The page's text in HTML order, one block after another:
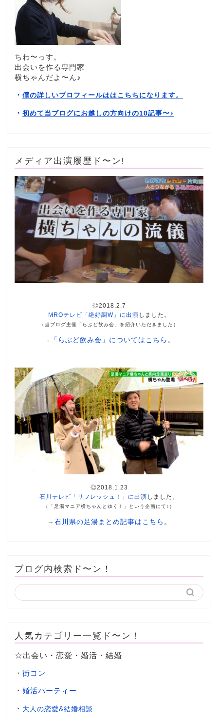
ちわ〜っす。
出会いを作る専門家
横ちゃんだよ〜ん♪
・ 僕の詳しいプロフィールははこちちになります。
・ 初めて当ブログにお越しの方向けの10記事〜♪
メディア出演履歴ド〜ン!
◎2018.2.7
MROテレビ「絶好調W」に出演 しました。
（当ブログ主催「らぶど飲み会」を紹介いただきました）
→ 「らぶど飲み会」についてはこちら 。
◎2018.1.23
石川テレビ「リフレッシュ！」に出演 しました。
（「足湯マニア横ちゃんとゆく！」という企画にて♪）
→ 石川県の足湯まとめ記事はこちら 。
ブログ内検索ド〜ン！
人気カテゴリー一覧ド〜ン！
☆出会い・恋愛・婚活・結婚
・ 街コン
・ 婚活パーティー
・ 大人の恋愛&結婚相談